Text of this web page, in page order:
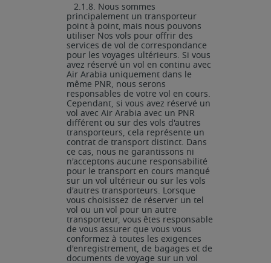
2.1.8. Nous sommes
principalement un transporteur
pointà point, mais nous pouvons
utiliser Nos vols pour offrir des
services de vol de correspondance
pour les voyages ultérieurs. Si vous
avez réservé un vol en continu avec
Air Arabia uniquement dans le
même PNR, nous serons
responsables de votre vol en cours.
Cependant, si vous avez réservé un
vol avec Air Arabia avec un PNR
différent ou sur des vols d'autres
transporteurs, cela représente un
contrat de transport distinct. Dans
ce cas, nous ne garantissons ni
n'acceptons aucune responsabilité
pour le transport en cours manqué
sur un vol ultérieur ou sur les vols
d'autres transporteurs. Lorsque
vous choisissez de réserver un tel
vol ou un vol pour un autre
transporteur, vous êtes responsable
de vous assurer que vous vous
conformez à toutes les exigences
d'enregistrement, de bagages et de
documents de voyage sur un vol